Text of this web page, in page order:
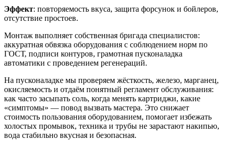
Эффект: повторяемость вкуса, защита форсунок и бойлеров,
отсутствие простоев.
Монтаж выполняет собственная бригада специалистов:
аккуратная обвязка оборудования с соблюдением норм по
ГОСТ, подписи контуров, грамотная пусконаладка
автоматики с проведением регенераций.
На пусконаладке мы проверяем жёсткость, железо, марганец,
окисляемость и отдаём понятный регламент обслуживания:
как часто засыпать соль, когда менять картриджи, какие
«симптомы» — повод вызвать мастера. Это снижает
стоимость пользования оборудованием, помогает избежать
холостых промывок, техника и трубы не зарастают накипью,
вода стабильно вкусная и безопасная.